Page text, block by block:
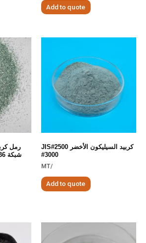
Add to quote
كربيد السيليكون الأخضر JIS#2500
#3000
/MT
Add to quote
رمل